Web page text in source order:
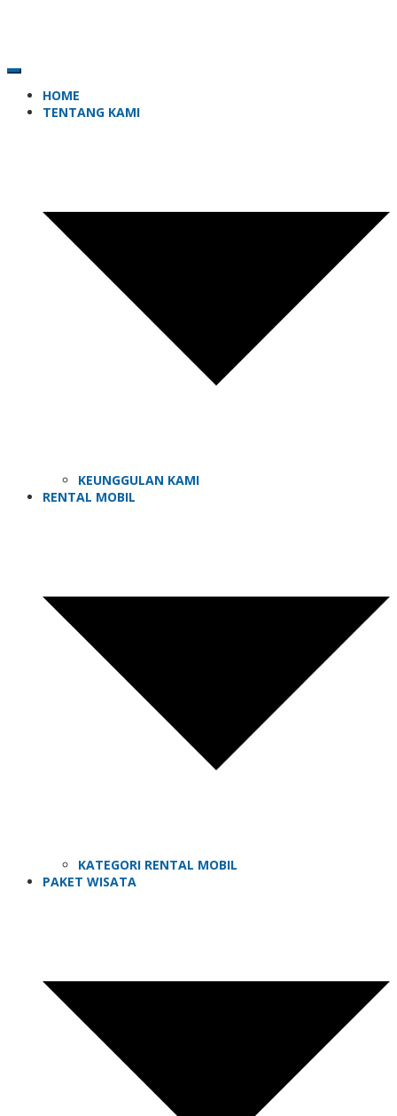
HOME
TENTANG KAMI
KEUNGGULAN KAMI
RENTAL MOBIL
KATEGORI RENTAL MOBIL
PAKET WISATA